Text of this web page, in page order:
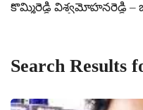
కొమ్మిరెడ్డి విశ్వమోహనరెడ్డి
Search Results